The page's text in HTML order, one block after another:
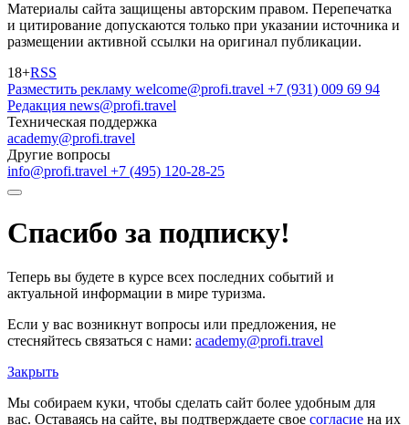
Материалы сайта защищены авторским правом. Перепечатка
и цитирование допускаются только при указании источника и
размещении активной ссылки на оригинал публикации.
18+RSS
Разместить рекламу welcome@profi.travel +7 (931) 009 69 94
Редакция news@profi.travel
Техническая поддержка
academy@profi.travel
Другие вопросы
info@profi.travel +7 (495) 120-28-25
Спасибо за подписку!
Теперь вы будете в курсе всех последних событий и
актуальной информации в мире туризма.
Если у вас возникнут вопросы или предложения, не
стесняйтесь связаться с нами: academy@profi.travel
Закрыть
Мы собираем куки, чтобы сделать сайт более удобным для
вас. Оставаясь на сайте, вы подтверждаете свое согласие на их